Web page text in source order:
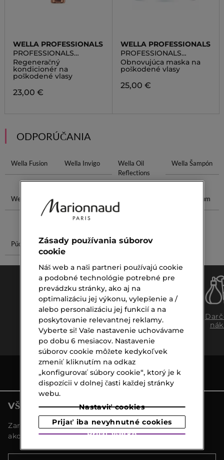
WELLA PROFESSIONALS
PROFESSIONALS
FUSION INTENSE REPAIR
CONDITIONER
Regeneračný
kondicionér na
poškodené vlasy
23,00 €
WELLA PROFESSIONALS
PROFESSIONALS
FUSION INTENSE REPAIR
MASK
Obnovujúca maska na
poškodené vlasy
25,00 €
ODPORÚČANIA
Wella Fusion Wella Invigo
Wella Oil
Reflections
Wella Šampón
Wella Maska
Krémy Na
Telové Sérum
Púder Na Tvár Čistiaci Gél
Doprava
zadarmo
nad €39,-
Expresný
osobný
odber
VŠETKY NOVINKY MARIONNAUD
Zaregistrujte sa a objavte naše najnovšie novinky a
akcie
Zásady používania súborov
cookie
Náš web a naši partneri používajú cookie
a podobné technológie potrebné pre
prevádzku stránky, ako aj na
optimalizáciu jej výkonu, vylepšenie a /
alebo personalizáciu jej funkcií a na
poskytovanie relevantnej reklamy.
Vyberte si! Vaše nastavenie uchovávame
po dobu 6 mesiacov. Nastavenie
súborov cookie môžete kedykoľvek
zmeniť kliknutím na odkaz
„konfigurovať súbory cookie“, ktorý je k
dispozícii v dolnej časti každej stránky
webu.
Nastaviť cookies
Prijať iba nevyhnutné cookies
Prijať všetko